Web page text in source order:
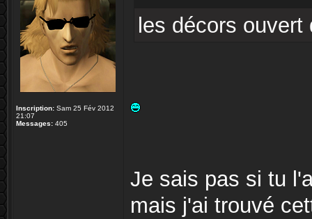
Inscription: Sam 25 Fév 2012
21:07
Messages: 405
les décors ouvert
Je sais pas si tu
mais j'ai trouvé